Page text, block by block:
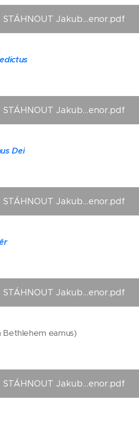
STÁHNOUT Jakub...enor.pdf
STÁHNOUT Jakub...enor.pdf
Dei
STÁHNOUT Jakub...enor.pdf
STÁHNOUT Jakub...enor.pdf
Bethlehem eamus)
STÁHNOUT Jakub...enor.pdf